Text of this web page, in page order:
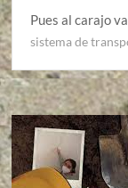
Pues al carajo
sistema de